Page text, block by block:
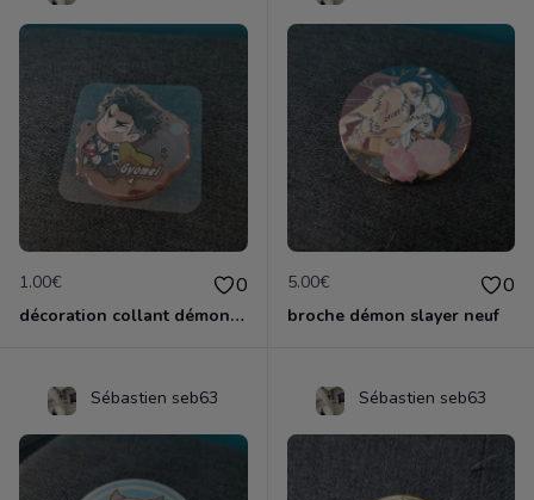
1.00€ 0
décoration collant démon slayer neuf
5.00€ 0
broche démon slayer neuf
Sébastien seb63 Sébastien seb63